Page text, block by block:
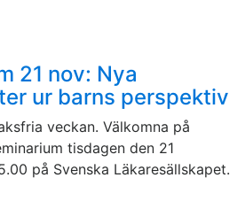
21 nov: Nya
ur barns perspektiv
veckan. Välkomna på
tisdagen den 21
på Svenska Läkaresällskapet.